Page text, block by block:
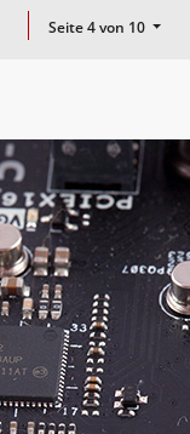
Seite 4 von 10